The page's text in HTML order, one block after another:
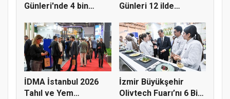
Günleri'nde 4 bin
Günleri 12 ilde
İDMA İstanbul 2026
Tahıl ve Yem
İzmir Büyükşehir
Olivtech Fuarı’nı 6 Bin